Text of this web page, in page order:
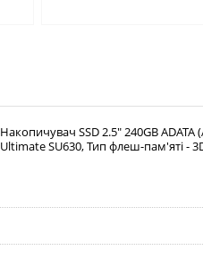
Накопичувач SSD 2.5" 240GB ADATA
Ultimate SU630, Тип флеш-пам'яті -